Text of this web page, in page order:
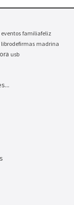
eventos familiafeliz
librodefirmas madrina
usb